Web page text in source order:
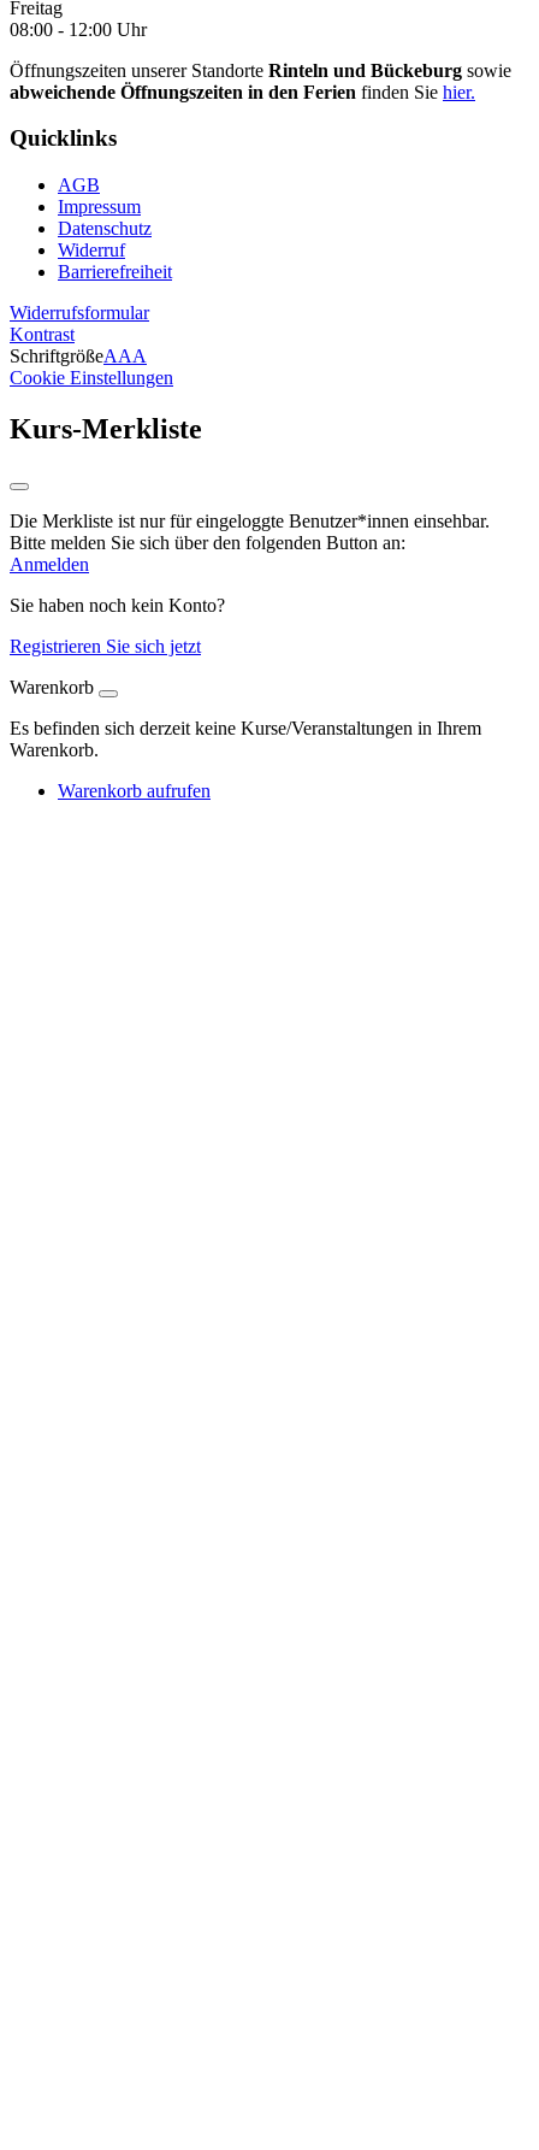
Freitag
08:00 - 12:00 Uhr
Öffnungszeiten unserer Standorte Rinteln und Bückeburg sowie
abweichende Öffnungszeiten in den Ferien finden Sie hier.
Quicklinks
AGB
Impressum
Datenschutz
Widerruf
Barrierefreiheit
Widerrufsformular
Kontrast
SchriftgrößeAAA
Cookie Einstellungen
Kurs-Merkliste
Die Merkliste ist nur für eingeloggte Benutzer*innen einsehbar.
Bitte melden Sie sich über den folgenden Button an:
Anmelden
Sie haben noch kein Konto?
Registrieren Sie sich jetzt
Warenkorb
Es befinden sich derzeit keine Kurse/Veranstaltungen in Ihrem
Warenkorb.
Warenkorb aufrufen